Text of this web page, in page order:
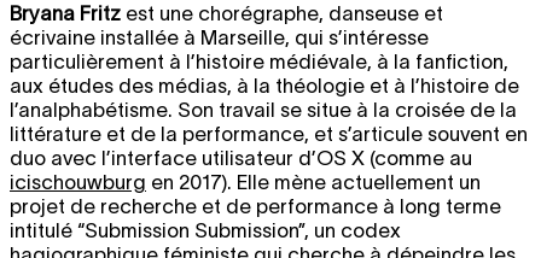
Bryana Fritz est une chorégraphe, danseuse et
écrivaine installée à Marseille, qui s’intéresse
particulièrement à l’histoire médiévale, à la fanfiction,
aux études des médias, à la théologie et à l’histoire de
l’analphabétisme. Son travail se situe à la croisée de la
littérature et de la performance, et s’articule souvent en
duo avec l’interface utilisateur d’OS X (comme au
icischouwburg en 2017). Elle mène actuellement un
projet de recherche et de performance à long terme
intitulé “Submission Submission”, un codex